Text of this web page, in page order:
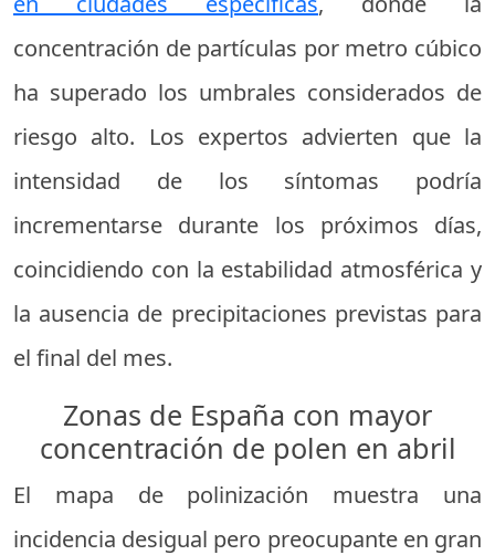
concentración de partículas por metro cúbico
ha superado los umbrales considerados de
riesgo alto. Los expertos advierten que la
intensidad de los síntomas podría
incrementarse durante los próximos días,
coincidiendo con la estabilidad atmosférica y
la ausencia de precipitaciones previstas para
el final del mes.
Zonas de España con mayor
concentración de polen en abril
El mapa de polinización muestra una
incidencia desigual pero preocupante en gran